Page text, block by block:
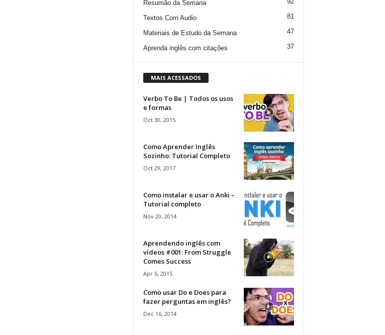
Resumão da Semana
Textos Com Audio 81
Materiais de Estudo da Semana 47
Aprenda inglês com citações 37
MAIS ACESSADOS
Verbo To Be | Todos os usos
e formas
Oct 30, 2015
Como Aprender Inglês
Sozinho: Tutorial Completo
Oct 29, 2017
Como instalar e usar o Anki –
Tutorial completo
Nov 20, 2014
Aprendendo inglês com
vídeos #001: From Struggle
Comes Success
Apr 6, 2015
Como usar Do e Does para
fazer perguntas em inglês?
Dec 16, 2014